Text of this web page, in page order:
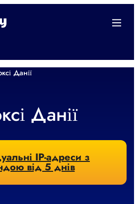
Данії
Данії
IP-адреси з
від 5 днів